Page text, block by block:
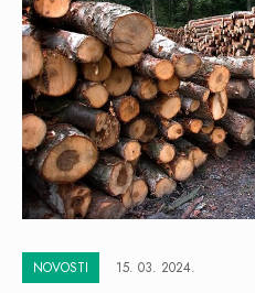
NOVOSTI 15. 03. 2024.